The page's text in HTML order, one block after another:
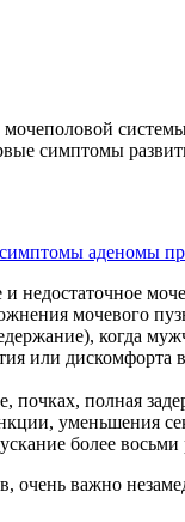
симптомы
симптомы аденомы
недостаточное
мочевого
когда
или дискомфорта
полная
уменьшения
более
важно